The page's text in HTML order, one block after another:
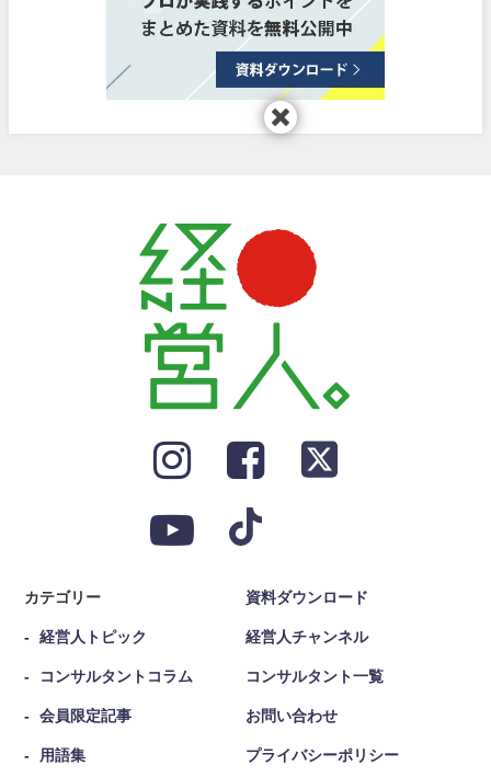
カテゴリー
経営人トピック
コンサルタントコラム
会員限定記事
用語集
資料ダウンロード
経営人チャンネル
コンサルタント一覧
お問い合わせ
プライバシーポリシー